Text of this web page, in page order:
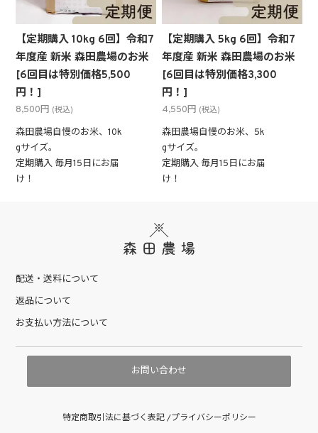
【定期購入 10kg 6回】令和7
年度産 新米 森田農場のお米
[6回目は特別価格5,500
円！]
8,500円 (税込)
森田農場自慢のお米、10k
gサイズ。
定期購入 毎月15日にお届
け！
【定期購入 5kg 6回】令和7
年度産 新米 森田農場のお米
[6回目は特別価格3,300
円！]
4,550円 (税込)
森田農場自慢のお米、5k
gサイズ。
定期購入 毎月15日にお届
け！
配送・送料について
返品について
お支払い方法について
お問い合わせ
特定商取引法に基づく表記/プライバシーポリシー